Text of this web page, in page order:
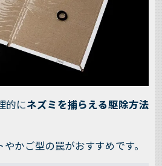
的にネズミを捕らえる駆除方法
かご型の罠がおすすめです。